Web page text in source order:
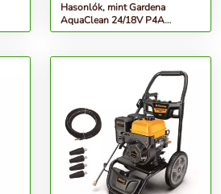
Hasonlók, mint Gardena
AquaClean 24/18V P4A
Magasnyomású mósó